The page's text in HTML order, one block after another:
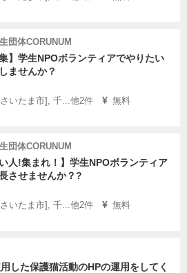
団体CORUNUM
集】学生NPOボランティアでやりたい
ませんか？
いたま市], 千...他2件
無料
団体CORUNUM
い人!集まれ！】学生NPOボランティア
させませんか？?
いたま市], 千...他2件
無料
した保護猫活動のHPの運用をしてく